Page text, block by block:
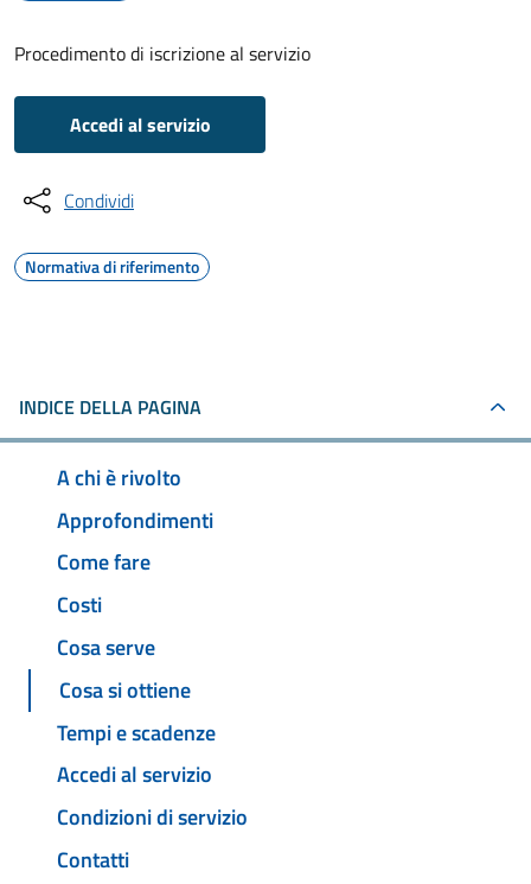
Procedimento di iscrizione al servizio
Accedi al servizio
Condividi
Normativa di riferimento
INDICE DELLA PAGINA
A chi è rivolto
Approfondimenti
Come fare
Costi
Cosa serve
Cosa si ottiene
Tempi e scadenze
Accedi al servizio
Condizioni di servizio
Contatti